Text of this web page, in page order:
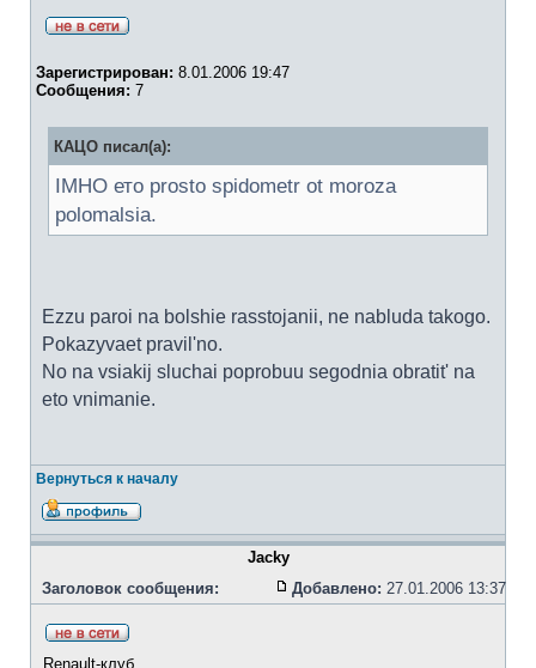
Зарегистрирован: 8.01.2006 19:47
Сообщения: 7
КАЦО писал(а):
IMHO ето prosto spidometr ot moroza
polomalsia.
Ezzu paroi na bolshie rasstojanii, ne nabluda takogo.
Pokazyvaet pravil'no.
No na vsiakij sluchai poprobuu segodnia obratit' na
eto vnimanie.
Вернуться к началу
Jacky
Заголовок сообщения:
Добавлено: 27.01.2006 13:37
Renault-клуб